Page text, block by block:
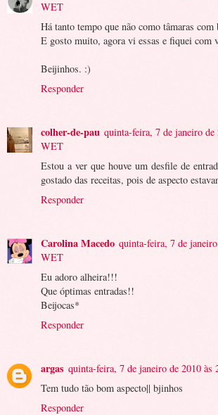
WET
Há tanto tempo que não como tâmaras com
E gosto muito, agora vi essas e fiquei com
Beijinhos. :)
Responder
colher-de-pau quinta-feira, 7 de janeiro de
WET
Estou a ver que houve um desfile de
gostado das receitas, pois de aspecto
Responder
Carolina Macedo quinta-feira, 7 de
WET
Eu adoro alheira!!!
Que óptimas entradas!!
Beijocas*
Responder
argas quinta-feira, 7 de janeiro de 2010
Tem tudo tão bom aspecto|| bjinhos
Responder